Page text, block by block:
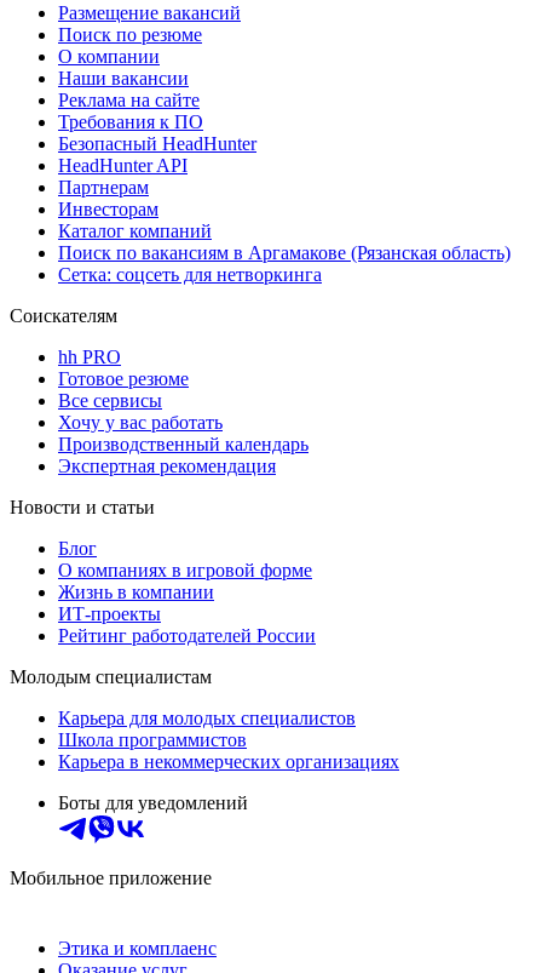
Размещение вакансий
Поиск по резюме
О компании
Наши вакансии
Реклама на сайте
Требования к ПО
Безопасный HeadHunter
HeadHunter API
Партнерам
Инвесторам
Каталог компаний
Поиск по вакансиям в Аргамакове (Рязанская область)
Сетка: соцсеть для нетворкинга
Соискателям
hh PRO
Готовое резюме
Все сервисы
Хочу у вас работать
Производственный календарь
Экспертная рекомендация
Новости и статьи
Блог
О компаниях в игровой форме
Жизнь в компании
ИТ-проекты
Рейтинг работодателей России
Молодым специалистам
Карьера для молодых специалистов
Школа программистов
Карьера в некоммерческих организациях
Боты для уведомлений
Мобильное приложение
Этика и комплаенс